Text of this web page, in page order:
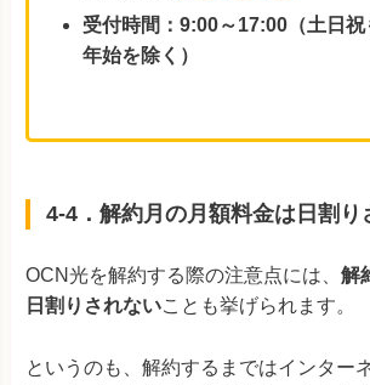
受付時間：9:00～17:00（土日
年始を除く）
4-4．解約月の月額料金は日割り
OCN光を解約する際の注意点には、 解
日割りされないことも挙げられます。
というのも、解約するまではインター